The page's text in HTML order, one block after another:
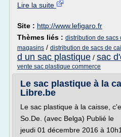
Lire la suite
Site : http://www.lefigaro.fr
Thèmes liés : distribution de sacs
magasins / distribution de sacs de
d un sac plastique / sac
vente sac plastique commerce
Le sac plastique à la
Libre.be
Le sac plastique à la caisse,
So.De. (avec Belga) Publié le
jeudi 01 décembre 2016 à